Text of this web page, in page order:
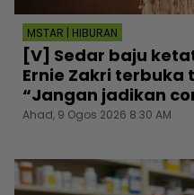
MSTAR | HIBURAN
[V] Sedar baju
Ernie Zakri
“Jangan jadikan
Ahad, 9 Ogos 2026 8:30 AM